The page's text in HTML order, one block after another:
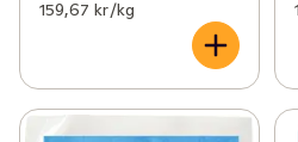
159,67 kr /kg